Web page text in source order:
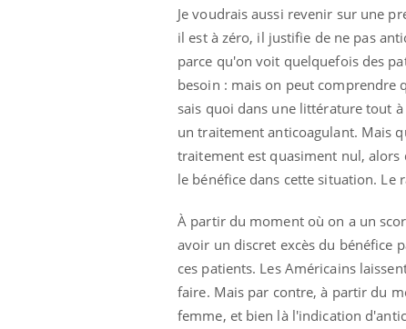
Je voudrais aussi revenir sur une
il est à zéro, il justifie de ne pas
parce qu'on voit quelquefois des
besoin : mais on peut comprendre
sais quoi dans une littérature tout
un traitement anticoagulant. Mais
traitement est quasiment nul,
le bénéfice dans cette situation.
À partir du moment où on a un
avoir un discret excès du bénéfice
ces patients. Les Américains
faire. Mais par contre, à partir du
femme, et bien là l'indication